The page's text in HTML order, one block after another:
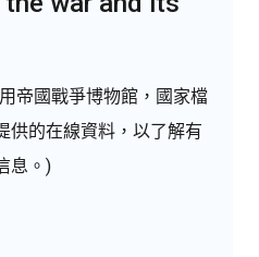
帝國戰爭博物館，國家檔
供的在線資料，以了解有
息。)